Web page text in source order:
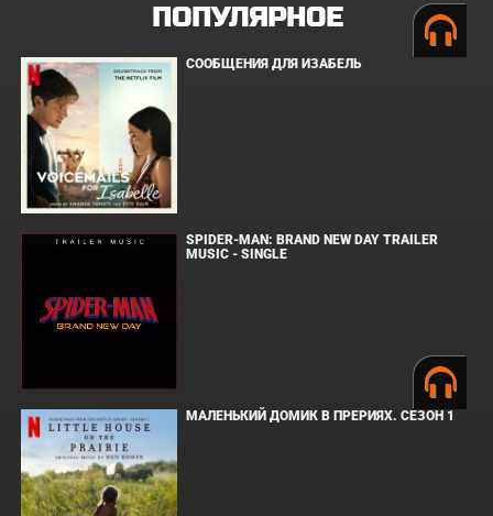
ПОПУЛЯРНОЕ
СООБЩЕНИЯ ДЛЯ ИЗАБЕЛЬ
SPIDER-MAN: BRAND NEW DAY TRAILER
MUSIC - SINGLE
МАЛЕНЬКИЙ ДОМИК В ПРЕРИЯХ. СЕЗОН 1